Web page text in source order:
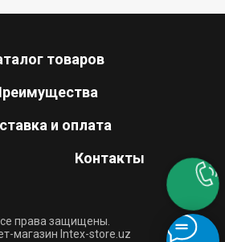
товаров
и оплата
Контакты
права защищены.
магазин Intex-store.uz